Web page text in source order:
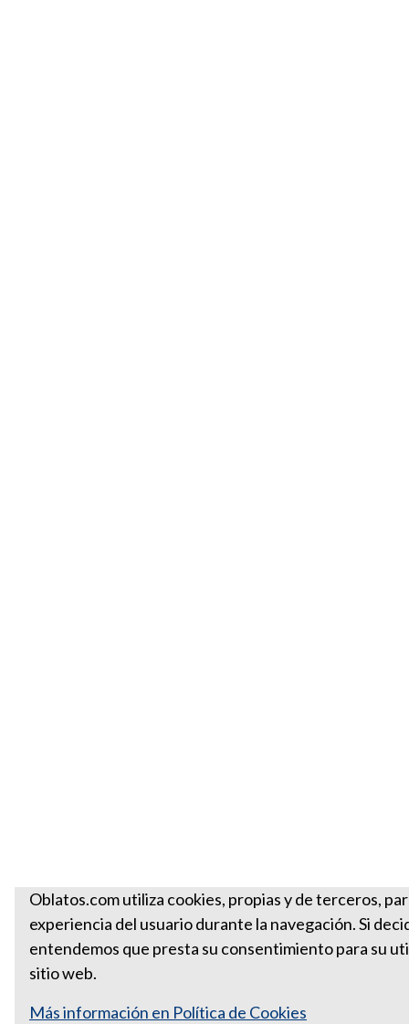
Oblatos.com utiliza cookies, propias y de terceros,
experiencia del usuario durante la navegación. Si
entendemos que presta su consentimiento para su
sitio web.
Más información en Política de Cookies